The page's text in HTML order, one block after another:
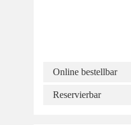
Online bestellbar
Reservierbar